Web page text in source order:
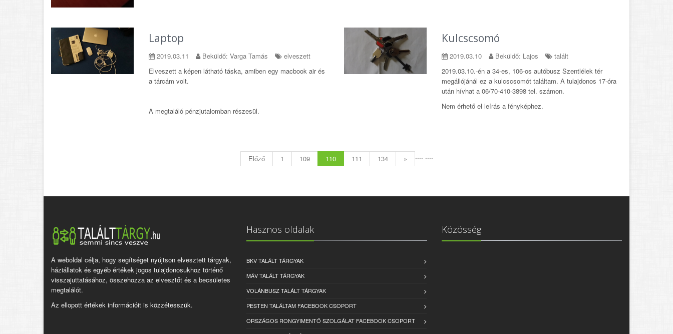
Laptop
2019.03.11 Beküldő: Varga Tamás
elveszett
Elveszett a képen látható táska, amiben egy macbook air és
a tárcám volt.
A megtaláló pénzjutalomban részesül.
Kulcscsomó
2019.03.10 Beküldő: Lajos
talált
2019.03.10.-én a 34-es, 106-os autóbusz Szentlélek tér
megállójánál ez a kulcscsomót találtam. A tulajdonos 17-óra
után hívhat a 06/70-410-3898 tel. számon.
Nem érhető el leírás a fényképhez.
Előző 1 ....
109 110 111 ....
134 »
A weboldal célja, hogy segítséget nyújtson elvesztett tárgyak,
háziállatok és egyéb értékek jogos tulajdonosukhoz történő
visszajuttatásához, összehozza az elvesztőt és a becsületes
megtalálót.
Az ellopott értékek információit is közzétesszük.
Hasznos oldalak
BKV TALÁLT TÁRGYAK
MÁV TALÁLT TÁRGYAK
VOLÁNBUSZ TALÁLT TÁRGYAK
PESTEN TALÁLTAM FACEBOOK CSOPORT
ORSZÁGOS RONGYIMENTŐ SZOLGÁLAT FACEBOOK CSOPORT
Közösség